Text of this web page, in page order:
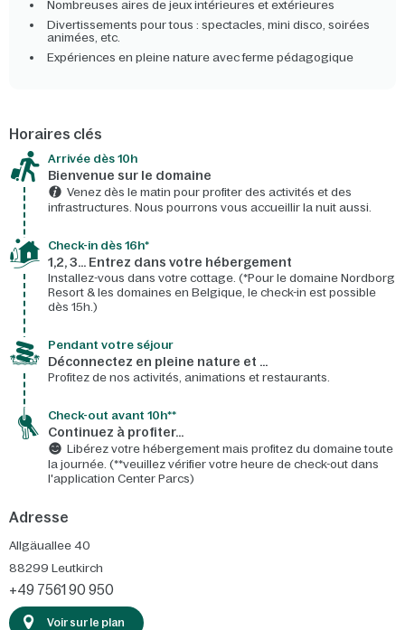
Nombreuses aires de jeux intérieures et extérieures
Divertissements pour tous : spectacles, mini disco, soirées
animées, etc.
Expériences en pleine nature avec ferme pédagogique
Horaires clés
Arrivée dès 10h​
Bienvenue sur le domaine​
Venez dès le matin pour profiter des activités et des
infrastructures. Nous pourrons vous accueillir la nuit aussi.
Check-in dès 16h*​
1,2, 3… Entrez dans votre hébergement
Installez-vous dans votre cottage. (*Pour le domaine Nordborg
Resort & les domaines en Belgique, le check-in est possible
dès 15h.)
Pendant votre séjour
Déconnectez en pleine nature et …
Profitez de nos activités, animations et restaurants.
Check-out avant 10h**
Continuez à profiter…
Libérez votre hébergement mais profitez du domaine toute
la journée. (**veuillez vérifier votre heure de check-out dans
l'application Center Parcs)
Adresse
Allgäuallee 40
88299 Leutkirch
+49 7561 90 950
Voir sur le plan